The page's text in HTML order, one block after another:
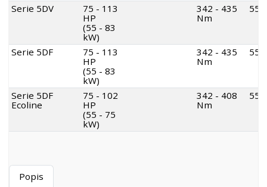
Serie 5DV
75 - 113
HP
(55 - 83
kW)
342 - 435
Nm
55 l
Serie 5DF
75 - 113
HP
(55 - 83
kW)
342 - 435
Nm
55 l
Serie 5DF
Ecoline
75 - 102
HP
(55 - 75
kW)
342 - 408
Nm
55 l
Popis